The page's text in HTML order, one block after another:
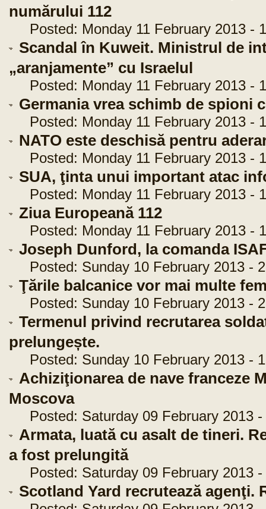
numărului 112
Posted: Monday 11 February 2013 -
Scandal în Kuweit. Ministrul de
„aranjamente” cu Israelul
Posted: Monday 11 February 2013 -
Germania vrea schimb de spioni
Posted: Monday 11 February 2013 -
NATO este deschisă pentru
Posted: Monday 11 February 2013 -
SUA, ţinta unui important atac
Posted: Monday 11 February 2013 -
Ziua Europeană 112
Posted: Monday 11 February 2013 -
Joseph Dunford, la comanda
Posted: Sunday 10 February 2013 -
Ţările balcanice vor mai multe
Posted: Sunday 10 February 2013 -
Termenul privind recrutarea
prelungește.
Posted: Sunday 10 February 2013 -
Achiziţionarea de nave franceze
Moscova
Posted: Saturday 09 February 2013 -
Armata, luată cu asalt de tineri.
a fost prelungită
Posted: Saturday 09 February 2013 -
Scotland Yard recrutează agenţi.